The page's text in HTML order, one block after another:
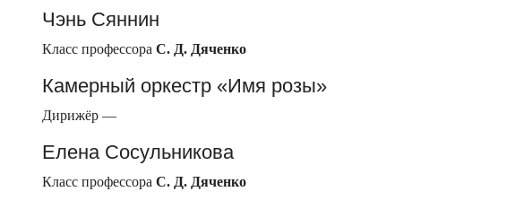
Чэнь Сяннин
Класс профессора С. Д. Дяченко
Камерный оркестр «Имя розы»
Дирижёр —
Елена Сосульникова
Класс профессора С. Д. Дяченко